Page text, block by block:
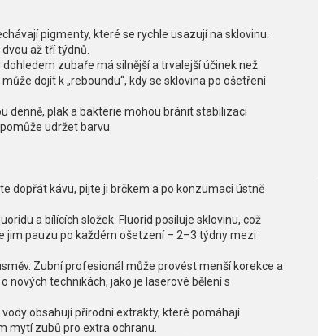
pigmenty, které se rychle usazují na sklovinu.
až tří týdnů.
zubaře má silnější a trvalejší účinek než
dojít k „reboundu“, kdy se sklovina po ošetření
denně, plak a bakterie mohou bránit stabilizaci
udržet barvu.
dopřát kávu, pijte ji brčkem a po konzumaci ústně
a bílících složek. Fluorid posiluje sklovinu, což
jim pauzu po každém ošetzení – 2–3 týdny mezi
Zubní profesionál může provést menší korekce a
nových technikách, jako je laserové bělení s
obsahují přírodní extrakty, které pomáhají
mytí zubů pro extra ochranu.